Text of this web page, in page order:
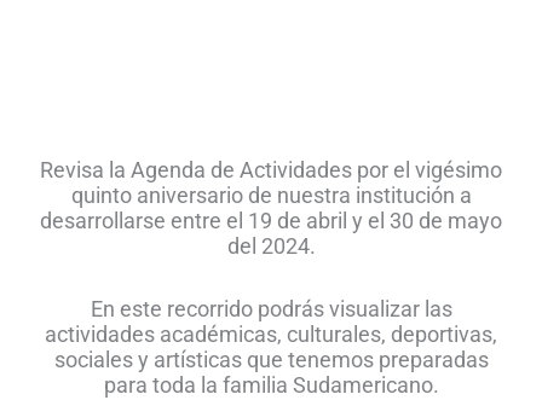
Revisa la Agenda de Actividades por el vigésimo
quinto aniversario de nuestra institución a
desarrollarse entre el 19 de abril y el 30 de mayo
del 2024.
En este recorrido podrás visualizar las
actividades académicas, culturales, deportivas,
sociales y artísticas que tenemos preparadas
para toda la familia Sudamericano.